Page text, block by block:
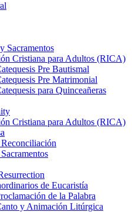
Sacramentos
Cristiana para Adultos (RICA)
Pre Bautismal
Pre Matrimonial
para Quinceañeras
Cristiana para Adultos (RICA)
Reconciliación
de Eucaristía
de la Palabra
y Animación Litúrgica